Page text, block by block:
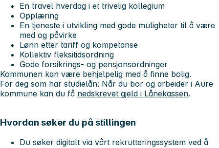
En travel hverdag i et trivelig kollegium
Opplæring
En tjeneste i utvikling med gode muligheter til å være
med og påvirke
Lønn etter tariff og kompetanse
Kollektiv fleksitidsordning
Gode forsikrings- og pensjonsordninger
Kommunen kan være behjelpelig med å finne bolig.
For deg som har studielån: Når du bor og arbeider i Aure
kommune kan du få nedskrevet gjeld i Lånekassen.
Hvordan søker du på stillingen
Du søker digitalt via vårt rekrutteringssystem ved å